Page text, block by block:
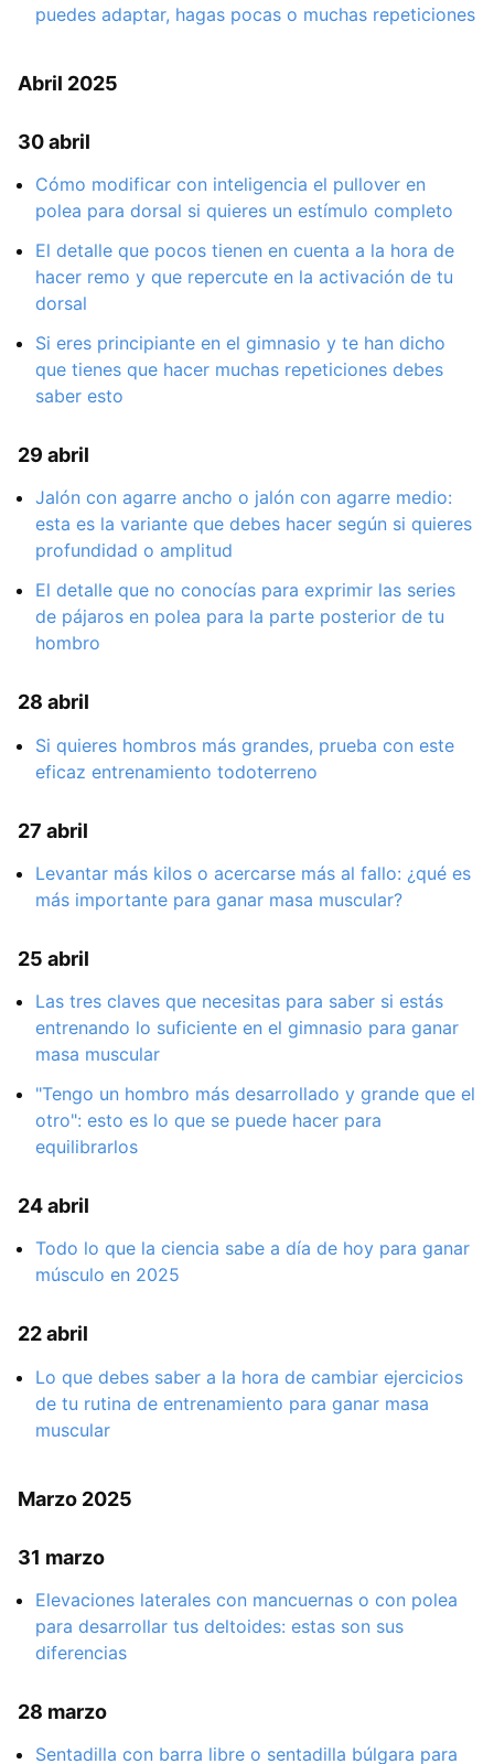
puedes adaptar, hagas pocas o muchas repeticiones
Abril 2025
30 abril
Cómo modificar con inteligencia el pullover en
polea para dorsal si quieres un estímulo completo
El detalle que pocos tienen en cuenta a la hora de
hacer remo y que repercute en la activación de tu
dorsal
Si eres principiante en el gimnasio y te han dicho
que tienes que hacer muchas repeticiones debes
saber esto
29 abril
Jalón con agarre ancho o jalón con agarre medio:
esta es la variante que debes hacer según si quieres
profundidad o amplitud
El detalle que no conocías para exprimir las series
de pájaros en polea para la parte posterior de tu
hombro
28 abril
Si quieres hombros más grandes, prueba con este
eficaz entrenamiento todoterreno
27 abril
Levantar más kilos o acercarse más al fallo: ¿qué es
más importante para ganar masa muscular?
25 abril
Las tres claves que necesitas para saber si estás
entrenando lo suficiente en el gimnasio para ganar
masa muscular
"Tengo un hombro más desarrollado y grande que el
otro": esto es lo que se puede hacer para
equilibrarlos
24 abril
Todo lo que la ciencia sabe a día de hoy para ganar
músculo en 2025
22 abril
Lo que debes saber a la hora de cambiar ejercicios
de tu rutina de entrenamiento para ganar masa
muscular
Marzo 2025
31 marzo
Elevaciones laterales con mancuernas o con polea
para desarrollar tus deltoides: estas son sus
diferencias
28 marzo
Sentadilla con barra libre o sentadilla búlgara para